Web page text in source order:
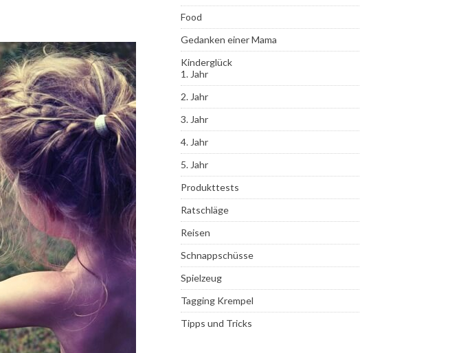
Food
Gedanken einer Mama
Kinderglück
1. Jahr
2. Jahr
3. Jahr
4. Jahr
5. Jahr
Produkttests
Ratschläge
Reisen
Schnappschüsse
Spielzeug
Tagging Krempel
Tipps und Tricks